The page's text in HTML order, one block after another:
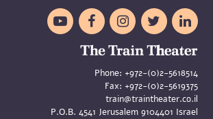
    
Phone: +972-(0)2-5618514
Fax: +972-(0)2-5619375
train@traintheater.co.il
P.O.B. 4541 Jerusalem 9104401 Israel